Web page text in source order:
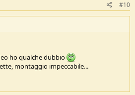
#10
ho qualche dubbio
montaggio impeccabile...